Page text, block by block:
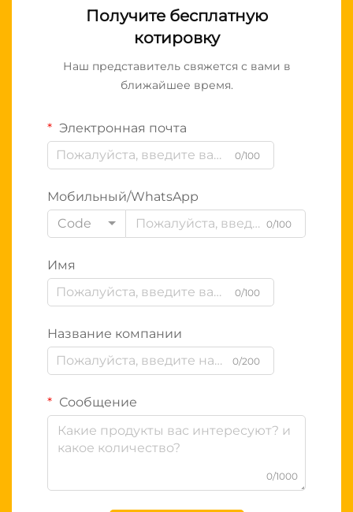
Получите бесплатную
котировку
Наш представитель свяжется с вами в
ближайшее время.
Электронная почта
0/100
Мобильный/WhatsApp
Code
0/100
Имя
0/100
Название компании
0/200
Сообщение
0/1000